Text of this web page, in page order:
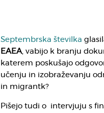
Septembrska številka
EAEA, vabijo k branju
katerem poskušajo
učenju in izobraževanju
in migrantk?
Pišejo tudi o intervjuju s